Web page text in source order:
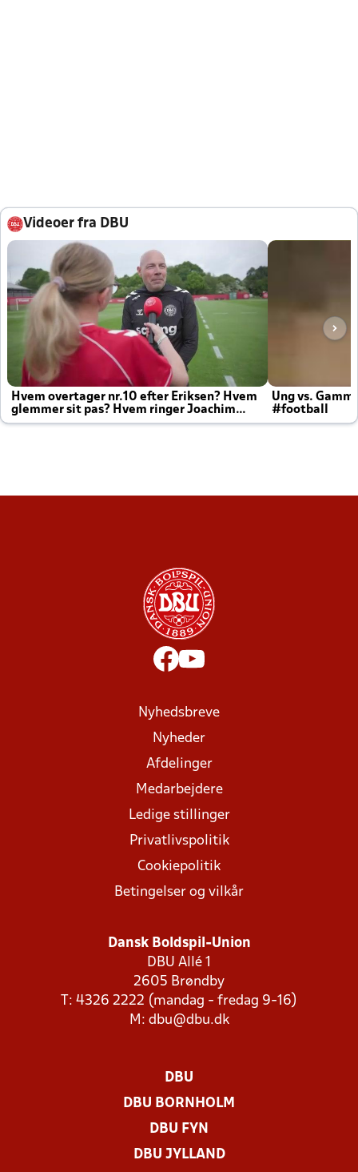
Videoer fra DBU
Hvem overtager nr.10 efter Eriksen? Hvem
glemmer sit pas? Hvem ringer Joachim
altid til efter kampe?
Ung vs.
#football
Nyhedsbreve
Nyheder
Afdelinger
Medarbejdere
Ledige stillinger
Privatlivspolitik
Cookiepolitik
Betingelser og vilkår
Dansk Boldspil-Union
DBU Allé 1
2605 Brøndby
T: 4326 2222 (mandag - fredag 9-16)
M: dbu@dbu.dk
DBU
DBU BORNHOLM
DBU FYN
DBU JYLLAND